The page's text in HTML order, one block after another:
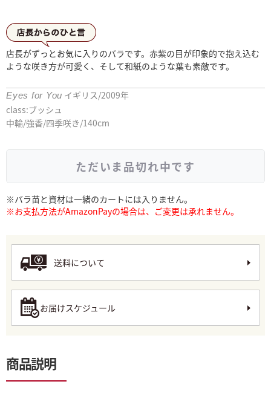
店長からひとこと
店長がずっとお気に入りのバラです。赤紫の目が印象的で抱え込む
ような咲き方が可愛く、そして和紙のような葉も素敵です。
Eyes for You イギリス/2009年
class:ブッシュ
中輪/強香/四季咲き/140cm
ただいま品切れ中です
※バラ苗と資材は一緒のカートには入りません。
※お支払方法がAmazonPayの場合は、ご変更は承れません。
送料について
お届けスケジュール
商品説明